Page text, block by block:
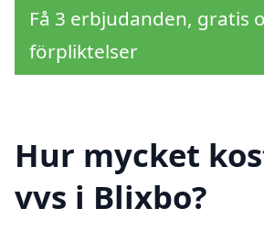
Få 3 erbjudanden, gratis
förpliktelser
Hur mycket
vvs i Blixbo?